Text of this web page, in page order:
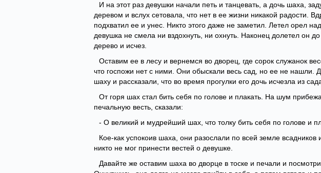
И на этот раз девушки начали петь и танцевать, а дочь шаха,
деревом и вслух сетовала, что нет в ее жизни никакой радости.
подхватил ее и унес. Никто этого даже не заметил. Летел орел
девушка не смела ни вздохнуть, ни охнуть. Наконец долетел он
дерево и исчез.
Оставим ее в лесу и вернемся во дворец, где сорок служанок
что госпожи нет с ними. Они обыскали весь сад, но ее не нашли.
шаху и рассказали, что во время прогулки его дочь исчезла из
От горя шах стал бить себя по голове и плакать. На шум
печальную весть, сказали:
- О великий и мудрейший шах, что толку бить себя по голове и
Кое-как успокоив шаха, они разослали по всей земле
никто не мог принести вестей о девушке.
Давайте же оставим шаха во дворце в тоске и печали и